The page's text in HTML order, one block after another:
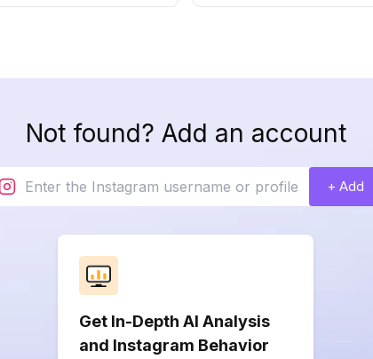
Not found? Add an account
+ Add
Get In-Depth AI Analysis
and Instagram Behavior